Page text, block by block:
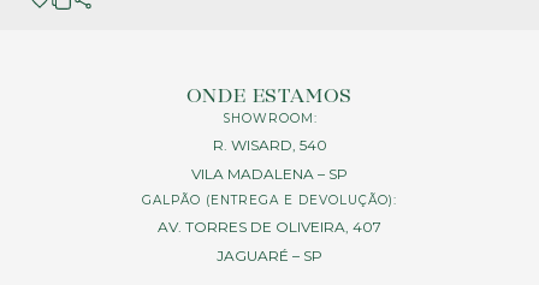
ONDE ESTAMOS
SHOWROOM:
R. WISARD, 540
VILA MADALENA – SP
GALPÃO (ENTREGA E DEVOLUÇÃO):
AV. TORRES DE OLIVEIRA, 407
JAGUARÉ – SP